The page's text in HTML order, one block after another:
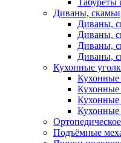
Табуреты
Диваны,
Диваны,
Диваны,
Диваны,
Диваны,
Кухонные
Кухонные
Кухонные
Кухонные
Кухонные
Подъёмные